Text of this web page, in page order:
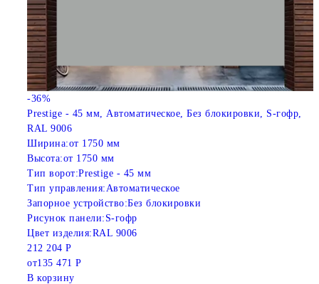
-36%
Prestige - 45 мм, Автоматическое, Без блокировки, S-гофр,
RAL 9006
Ширина:от 1750 мм
Высота:от 1750 мм
Тип ворот:Prestige - 45 мм
Тип управления: Автоматическое
Запорное устройство:Без блокировки
Рисунок панели: S-гофр
Цвет изделия:RAL 9006
212 204 Р
от135 471 Р
В корзину